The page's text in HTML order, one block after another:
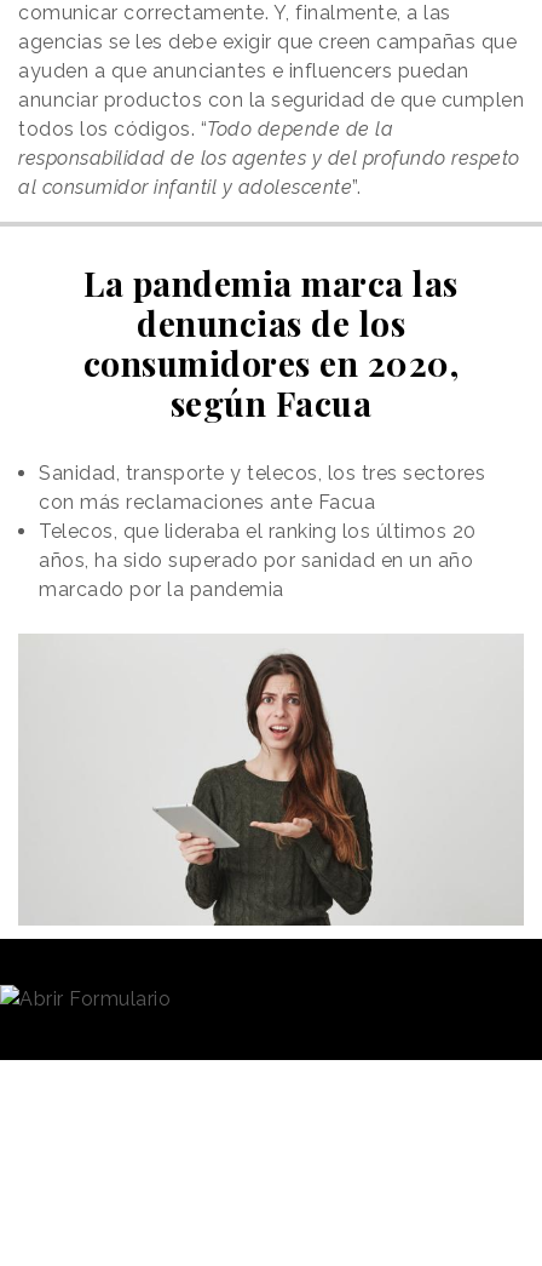
comunicar correctamente. Y, finalmente, a las
agencias se les debe exigir que creen campañas que
ayuden a que anunciantes e influencers puedan
anunciar productos con la seguridad de que cumplen
todos los códigos. “Todo depende de la
responsabilidad de los agentes y del profundo respeto
al consumidor infantil y adolescente”.
La pandemia marca las
denuncias de los
consumidores en 2020,
según Facua
Sanidad, transporte y telecos, los tres sectores
con más reclamaciones ante Facua
Telecos, que lideraba el ranking los últimos 20
años, ha sido superado por sanidad en un año
marcado por la pandemia
Sanidad,transporte
reclamaciones han recibido por parte de los